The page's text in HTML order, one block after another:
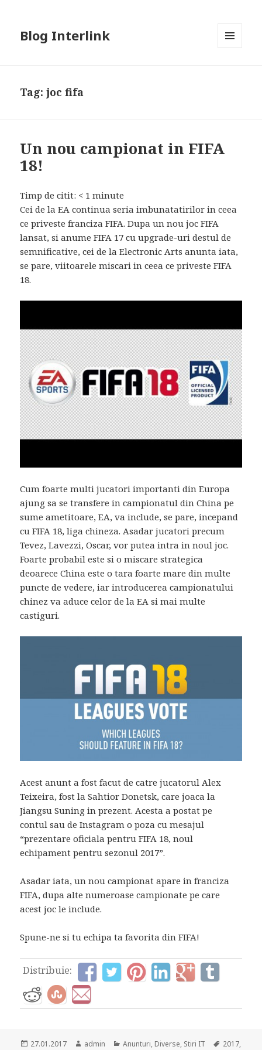
Blog Interlink
Tag:joc fifa
Un nou campionat in FIFA
18!
Timp de citit: < 1 minute
Cei de la EA continua seria imbunatatirilor in ceea
ce priveste franciza FIFA. Dupa un nou joc FIFA
lansat, si anume FIFA 17 cu upgrade-uri destul de
semnificative, cei de la Electronic Arts anunta iata,
se pare, viitoarele miscari in ceea ce priveste FIFA
18.
Cum foarte multi jucatori importanti din Europa
ajung sa se transfere in campionatul din China pe
sume ametitoare, EA, va include, se pare, incepand
cu FIFA 18, liga chineza. Asadar jucatori precum
Tevez, Lavezzi, Oscar, vor putea intra in noul joc.
Foarte probabil este si o miscare strategica
deoarece China este o tara foarte mare din multe
puncte de vedere, iar introducerea campionatului
chinez va aduce celor de la EA si mai multe
castiguri.
Acest anunt a fost facut de catre jucatorul Alex
Teixeira, fost la Sahtior Donetsk, care joaca la
Jiangsu Suning in prezent. Acesta a postat pe
contul sau de Instagram o poza cu mesajul
“prezentare oficiala pentru FIFA 18, noul
echipament pentru sezonul 2017”.
Asadar iata, un nou campionat apare in franciza
FIFA, dupa alte numeroase campionate pe care
acest joc le include.
Spune-ne si tu echipa ta favorita din FIFA!
Distribuie:
Posted
27.01.2017 Author
admin Categories
Anunturi, Diverse, Stiri IT Tags
2017,